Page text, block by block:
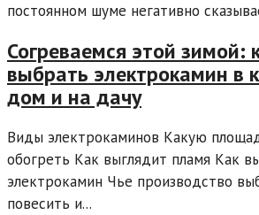
постоянном шуме негативно
Согреваемся этой зимой:
выбрать электрокамин в
дом и на дачу
Виды электрокаминов Какую
обогреть Как выглядит пламя Как
электрокамин Чье производство
повесить и...